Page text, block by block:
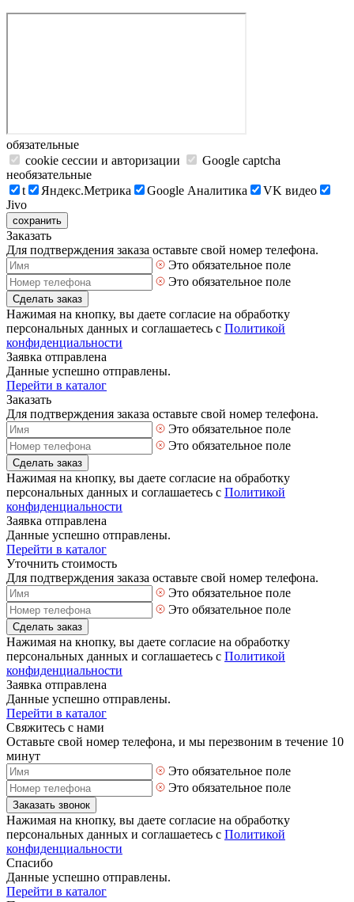
обязательные
cookie сессии и авторизации
Google captcha
необязательные
t
Яндекс.Метрика Google Аналитика
VK видео
Jivo
сохранить
Заказать
Для подтверждения заказа оставьте свой номер телефона.
Это обязательное поле
Это обязательное поле
Сделать заказ
Нажимая на кнопку, вы даете согласие на обработку
персональных данных и соглашаетесь с Политикой
конфиденциальности
Заявка отправлена
Данные успешно отправлены.
Перейти в каталог
Заказать
Для подтверждения заказа оставьте свой номер телефона.
Это обязательное поле
Это обязательное поле
Сделать заказ
Нажимая на кнопку, вы даете согласие на обработку
персональных данных и соглашаетесь с Политикой
конфиденциальности
Заявка отправлена
Данные успешно отправлены.
Перейти в каталог
Уточнить стоимость
Для подтверждения заказа оставьте свой номер телефона.
Это обязательное поле
Это обязательное поле
Сделать заказ
Нажимая на кнопку, вы даете согласие на обработку
персональных данных и соглашаетесь с Политикой
конфиденциальности
Заявка отправлена
Данные успешно отправлены.
Перейти в каталог
Свяжитесь с нами
Оставьте свой номер телефона, и мы перезвоним в течение 10
минут
Это обязательное поле
Это обязательное поле
Заказать звонок
Нажимая на кнопку, вы даете согласие на обработку
персональных данных и соглашаетесь с Политикой
конфиденциальности
Спасибо
Данные успешно отправлены.
Перейти в каталог